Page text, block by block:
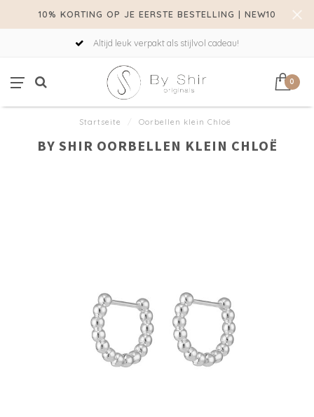
10% KORTING OP JE EERSTE BESTELLING | NEW10
Altijd leuk verpakt als stijlvol cadeau!
0
Startseite / Oorbellen klein Chloë
BY SHIR OORBELLEN KLEIN CHLOË